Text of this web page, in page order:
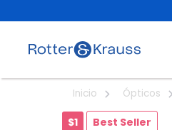
Inicio Ópticos
$1 Best Seller